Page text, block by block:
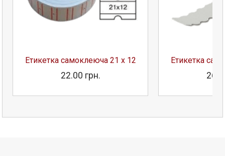
Етикетка самоклеюча 21 х 12
22.00 грн.
Етикетка